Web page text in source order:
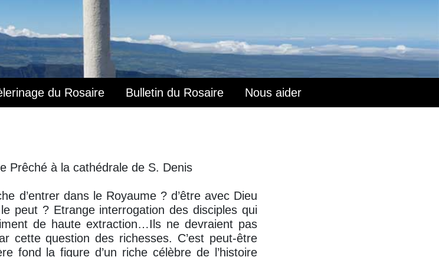
du Rosaire Bulletin du Rosaire Nous aider
Prêché à la cathédrale de S. Denis
d’entrer dans le Royaume ? d’être avec Dieu
peut ? Etrange interrogation des disciples qui
de haute extraction…Ils ne devraient pas
cette question des richesses. C’est peut-être
fond la figure d’un riche célèbre de l’histoire